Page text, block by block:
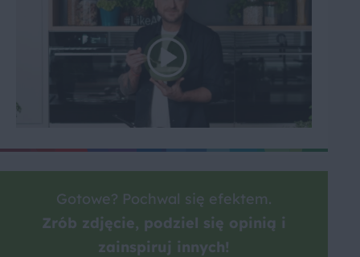
Gotowe? Pochwal się efektem.
Zrób zdjęcie, podziel się opinią i
zainspiruj innych!